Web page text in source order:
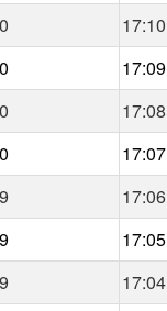
17:10
17:09
17:08
17:07
17:06
17:05
17:04